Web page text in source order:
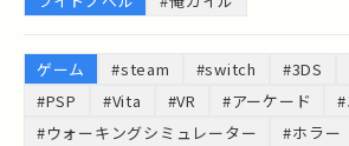
ゲーム #steam #switch #3DS
#PSP
#Vita #VR #アーケード
#ウォーキングシミュレーター
#ホラー